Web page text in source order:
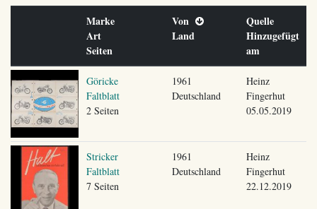
Marke
Art
Seiten
Von
Land
Quelle
Hinzugefügt
am
Göricke
Faltblatt
2 Seiten
1961
Deutschland
Heinz
Fingerhut
05.05.2019
Stricker
Faltblatt
7 Seiten
1961
Deutschland
Heinz
Fingerhut
22.12.2019